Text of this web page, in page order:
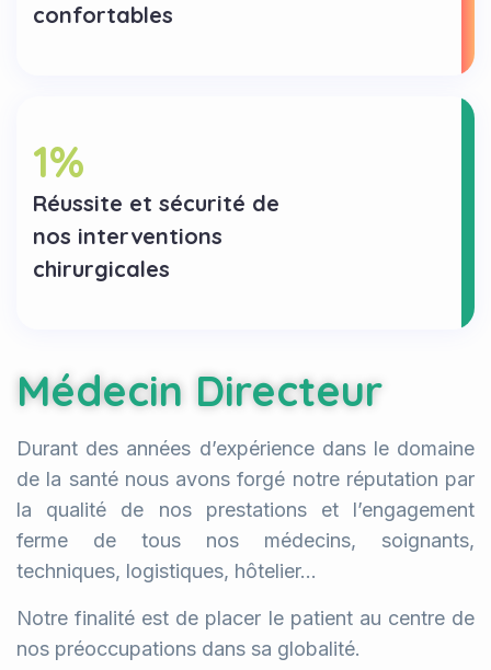
confortables
1%
Réussite et sécurité de
nos interventions
chirurgicales
Médecin Directeur
Durant des années d’expérience dans le domaine
de la santé nous avons forgé notre réputation par
la qualité de nos prestations et l’engagement
ferme de tous nos médecins, soignants,
techniques, logistiques, hôtelier…
Notre finalité est de placer le patient au centre de
nos préoccupations dans sa globalité.